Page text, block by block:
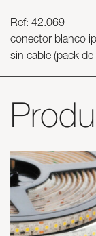
Ref: 42.069
conector blanco
sin cable (pack